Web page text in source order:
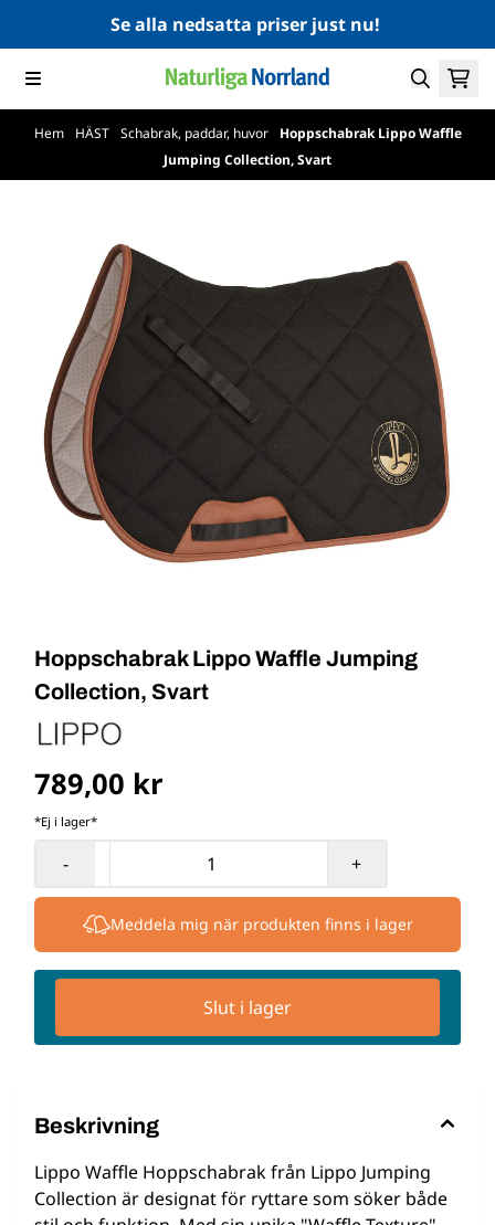
Hoppa till innehållSe alla nedsatta priser just nu!
Hem HÄST Schabrak, paddar, huvor
Hoppschabrak Lippo Waffle
Jumping Collection, Svart
Hoppschabrak Lippo Waffle Jumping
Collection, Svart
789,00 kr
*Ej i lager*
- +
Meddela mig när produkten finns i lager
Slut i lager
Beskrivning
Lippo Waffle Hoppschabrak från Lippo Jumping
Collection är designat för ryttare som söker både